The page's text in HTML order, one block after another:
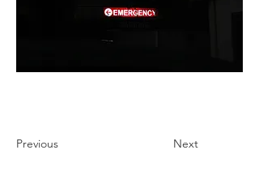
Previous Next